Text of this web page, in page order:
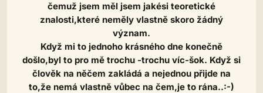
čemuž jsem měl jsem jakési teoretické
znalosti,které neměly vlastně skoro žádný
význam.
Když mi to jednoho krásného dne konečně
došlo,byl to pro mě trochu -trochu víc-šok. Když si
člověk na něčem zakládá a nejednou přijde na
to,že nemá vlastně vůbec na čem,je to rána..:-)